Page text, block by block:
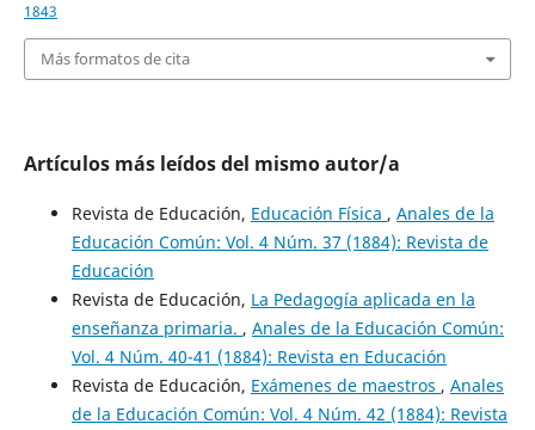
1843
Más formatos de cita
Artículos más leídos del mismo autor/a
Revista de Educación, Educación Física , Anales de la
Educación Común: Vol. 4 Núm. 37 (1884): Revista de
Educación
Revista de Educación, La Pedagogía aplicada en la
enseñanza primaria. , Anales de la Educación Común:
Vol. 4 Núm. 40-41 (1884): Revista en Educación
Revista de Educación, Exámenes de maestros , Anales
de la Educación Común: Vol. 4 Núm. 42 (1884): Revista